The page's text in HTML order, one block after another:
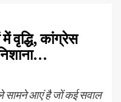
वृद्धि, कांग्रेस
सामने आएं है जों कई सवाल